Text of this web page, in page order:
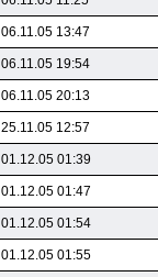
06.11.05 13:47
06.11.05 19:54
06.11.05 20:13
25.11.05 12:57
01.12.05 01:39
01.12.05 01:47
01.12.05 01:54
01.12.05 01:55